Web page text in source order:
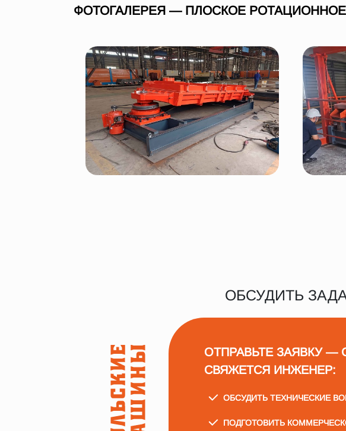
ФОТОГАЛЕРЕЯ — ПЛОСКОЕ РОТАЦИОННОЕ
ОБСУДИТЬ
ОТПРАВЬТЕ ЗАЯВКУ —
СВЯЖЕТСЯ ИНЖЕНЕР:
ОБСУДИТЬ ТЕХНИЧЕСКИЕ
ПОДГОТОВИТЬ